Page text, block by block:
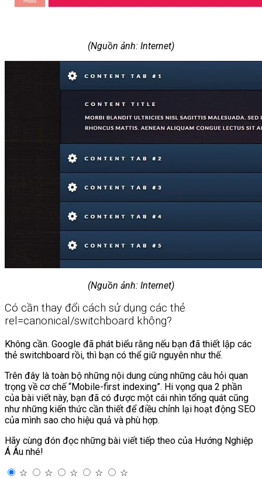
(Nguồn ảnh: Internet)
(Nguồn ảnh: Internet)
Có cần thay đổi cách sử dụng các thẻ
rel=canonical/switchboard không?
Không cần. Google đã phát biểu rằng nếu bạn đã thiết lập các
thẻ switchboard rồi, thì bạn có thể giữ nguyên như thế.
Trên đây là toàn bộ những nội dung cùng những câu hỏi quan
trọng về cơ chế “Mobile-first indexing”. Hi vọng qua 2 phần
của bài viết này, bạn đã có được một cái nhìn tổng quát cũng
như những kiến thức cần thiết để điều chỉnh lại hoạt động SEO
của mình sao cho hiệu quả và phù hợp.
Hãy cùng đón đọc những bài viết tiếp theo của Hướng Nghiệp
Á Âu nhé!
☆
☆ ☆ ☆
☆